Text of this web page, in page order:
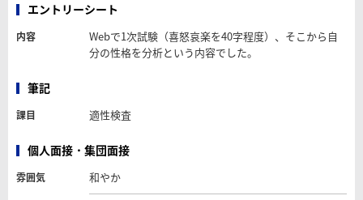
エントリーシート
内容
Webで1次試験（喜怒哀楽を40字程度）、そこから自
分の性格を分析という内容でした。
筆記
課目 適性検査
個人面接・集団面接
雰囲気 和やか